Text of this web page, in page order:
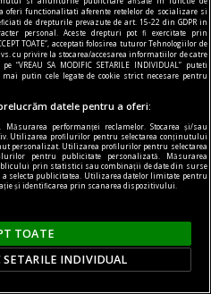
oferi functionalitati aferente retelelor de socializare si
de drepturile prevazute de art. 15-22 din GDPR in
personal. Aceste drepturi pot fi exercitate prin
TOATE”, acceptati folosirea tuturor Tehnologiilor de
cu privire la stocarea/accesarea informatiilor de catre
SA MODIFIC SETARILE INDIVIDUAL” puteti
putin cele legate de cookie strict necesare pentru
datele pentru a oferi:
performanței reclamelor. Stocarea și/sau
Utilizarea profilurilor pentru selectarea conținutului
personalizat. Utilizarea profilurilor pentru selectarea
pentru publicitate personalizată. Măsurarea
prin statistici sau combinații de date din surse
selecta publicitatea. Utilizarea datelor limitate pentru
și identificarea prin scanarea dispozitivului.
TOATE
SETARILE INDIVIDUAL